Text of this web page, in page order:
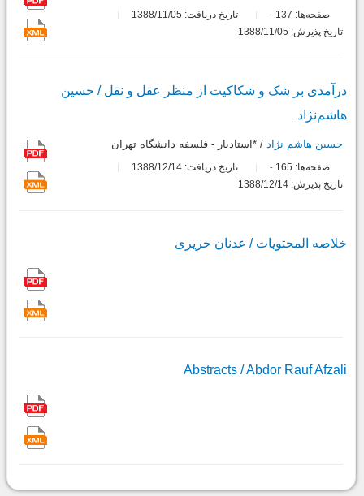
صفحه‌ها: 137
-
تاریخ دریافت: 1388/11/05
تاریخ پذیرش: 1388/11/05
درآمدی بر شک و شکاکیت از منظر عقل و نقل / حسین
هاشم‌نژاد
حسین هاشم نژاد / *استادیار - فلسفه دانشگاه تهران
صفحه‌ها: 165
-
تاریخ دریافت: 1388/12/14
تاریخ پذیرش: 1388/12/14
خلاصه المحتویات / عدنان حریری
Abstracts / Abdor Rauf Afzali